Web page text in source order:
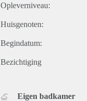
Opleverniveau:
Huisgenoten:
Begindatum:
Bezichtiging
Eigen badkamer